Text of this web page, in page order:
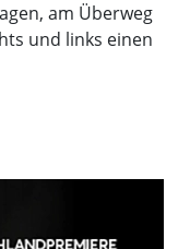
am Überweg
und links einen